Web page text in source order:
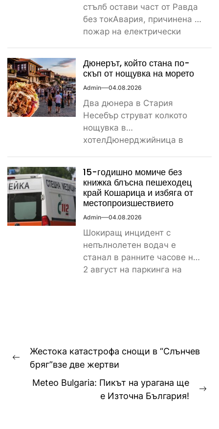
стълб остави част от Равда
без токАвария, причинена от
пожар на електрически
Дюнерът, който стана по-
скъп от нощувка на морето
Admin 04.08.2026
Два дюнера в Стария
Несебър струват колкото
нощувка в
хотелДюнерджийница в
скъпотия на храната...
15-годишно момиче без
книжка блъсна пешеходец
край Кошарица и избяга от
местопроизшествието
Admin 04.08.2026
Шокиращ инцидент с
непълнолетен водач е
станал в ранните часове на
2 август на паркинга на
Навигация
Previous
Жестока катастрофа снощи в “Слънчев
бряг”взе две жертви
Meteo Bulgaria: Пикът на урагана ще
е Източна България!